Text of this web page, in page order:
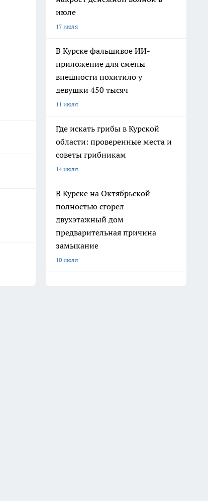
июле
17 июля
В Курске фальшивое ИИ-
приложение для смены
внешности похитило у
девушки 450 тысяч
11 июля
Где искать грибы в Курской
области: проверенные места и
советы грибникам
14 июля
В Курске на Октябрьской
полностью сгорел
двухэтажный дом
предварительная причина
замыкание
10 июля